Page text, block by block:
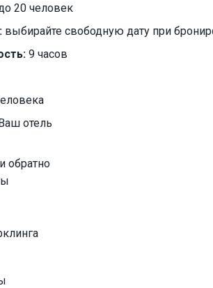
20 человек
выбирайте свободную дату при
9 часов
отель
обратно